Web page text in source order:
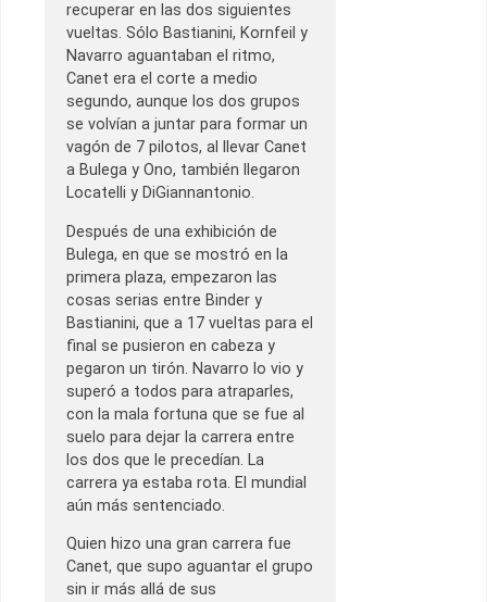
recuperar en las dos siguientes
vueltas. Sólo Bastianini, Kornfeil y
Navarro aguantaban el ritmo,
Canet era el corte a medio
segundo, aunque los dos grupos
se volvían a juntar para formar un
vagón de 7 pilotos, al llevar Canet
a Bulega y Ono, también llegaron
Locatelli y DiGiannantonio.
Después de una exhibición de
Bulega, en que se mostró en la
primera plaza, empezaron las
cosas serias entre Binder y
Bastianini, que a 17 vueltas para el
final se pusieron en cabeza y
pegaron un tirón. Navarro lo vio y
superó a todos para atraparles,
con la mala fortuna que se fue al
suelo para dejar la carrera entre
los dos que le precedían. La
carrera ya estaba rota. El mundial
aún más sentenciado.
Quien hizo una gran carrera fue
Canet, que supo aguantar el grupo
sin ir más allá de sus